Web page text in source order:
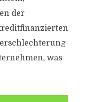
der
was